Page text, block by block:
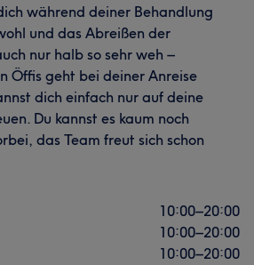
während deiner Behandlung
und das Abreißen der
nur halb so sehr weh –
Öffis geht bei deiner Anreise
dich einfach nur auf deine
Du kannst es kaum noch
das Team freut sich schon
10:00–20:00
10:00–20:00
10:00–20:00